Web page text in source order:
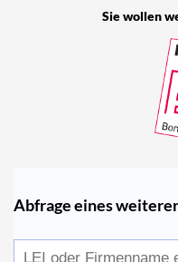
Sie wollen
Abfrage eines